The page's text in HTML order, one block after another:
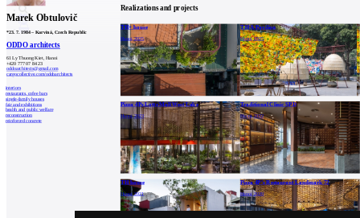
Marek Obtulovič
*23. 7. 1984– Karviná, Czech Republic
ODDO architects
61 Ly Thuong Kiet, Hanoi
+420 777 07 84 23
oddoarchitects@gmail.com
cargocollective.com/oddoarchitects
interiors
restaurants, cofee bars
single-family houses
fair and exhibitions
health and public welfare
reconstruction
reinforced concrete
Realizations and projects
TH+ house
Hanoi, 2025
T10A Pavilion
Hanoi, 2025
Pizza 4Ps Lotte Mall West Lake
Hanoi, 2023
Traditional Clinic SPD
Hanoi, 2022
TH house
Hanoi, 2021
Pizza 4P’s Restaurant Landmark 72
Hanoi, 2020